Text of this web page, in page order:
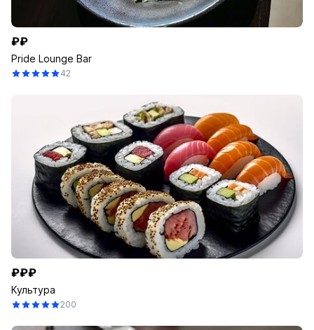
₽₽
Pride Lounge Bar
42
₽₽₽
Культура
200